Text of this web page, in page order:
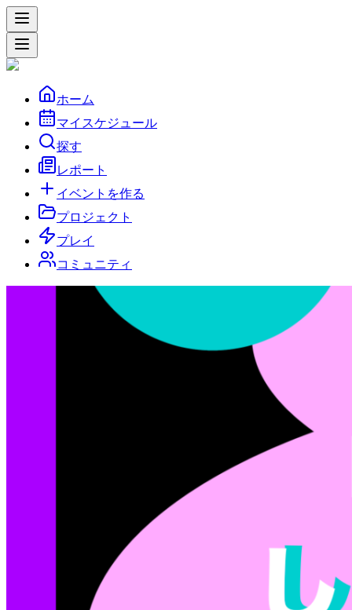
ホーム
マイスケジュール
探す
レポート
イベントを作る
プロジェクト
プレイ
コミュニティ